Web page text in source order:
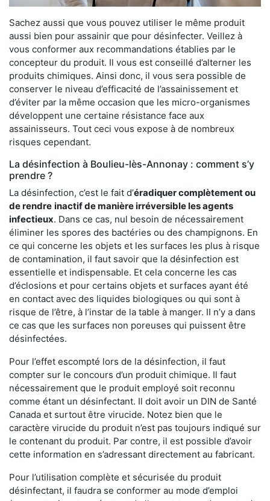
Sachez aussi que vous pouvez utiliser le même produit
aussi bien pour assainir que pour désinfecter. Veillez à
vous conformer aux recommandations établies par le
concepteur du produit. Il vous est conseillé d’alterner les
produits chimiques. Ainsi donc, il vous sera possible de
conserver le niveau d’efficacité de l’assainissement et
d’éviter par la même occasion que les micro-organismes
développent une certaine résistance face aux
assainisseurs. Tout ceci vous expose à de nombreux
risques cependant.
La désinfection à Boulieu-lès-Annonay : comment s’y
prendre ?
La désinfection, c’est le fait d’éradiquer complètement ou
de rendre inactif de manière irréversible les agents
infectieux. Dans ce cas, nul besoin de nécessairement
éliminer les spores des bactéries ou des champignons. En
ce qui concerne les objets et les surfaces les plus à risque
de contamination, il faut savoir que la désinfection est
essentielle et indispensable. Et cela concerne les cas
d’éclosions et pour certains objets et surfaces ayant été
en contact avec des liquides biologiques ou qui sont à
risque de l’être, à l’instar de la table à manger. II n’y a dans
ce cas que les surfaces non poreuses qui puissent être
désinfectées.
Pour l’effet escompté lors de la désinfection, il faut
compter sur le concours d’un produit chimique. Il faut
nécessairement que le produit employé soit reconnu
comme étant un désinfectant. Il doit avoir un DIN de Santé
Canada et surtout être virucide. Notez bien que le
caractère virucide du produit n’est pas toujours indiqué sur
le contenant du produit. Par contre, il est possible d’avoir
cette information en s’adressant directement au fabricant.
Pour l’utilisation complète et sécurisée du produit
désinfectant, il faudra se conformer au mode d’emploi